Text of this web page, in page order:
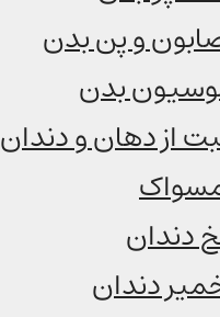
و پن بدن
بدن
از دهان و دندان
دندان
دندان